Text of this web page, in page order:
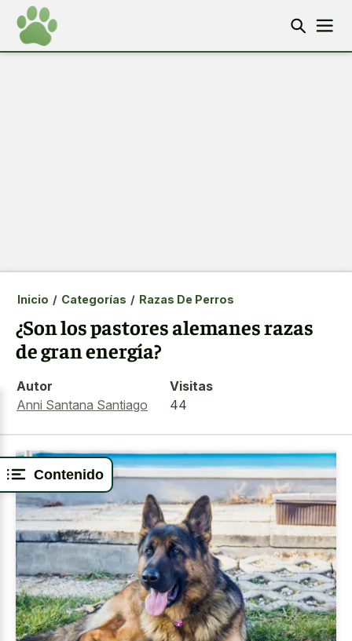
Contenido
Inicio / Categorías / Razas De Perros
¿Son los pastores alemanes razas
de gran energía?
Autor
Anni Santana Santiago
Visitas
44